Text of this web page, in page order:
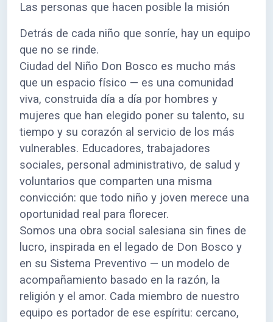
Las personas que hacen posible la misión
Detrás de cada niño que sonríe, hay un equipo
que no se rinde.
Ciudad del Niño Don Bosco es mucho más
que un espacio físico — es una comunidad
viva, construida día a día por hombres y
mujeres que han elegido poner su talento, su
tiempo y su corazón al servicio de los más
vulnerables. Educadores, trabajadores
sociales, personal administrativo, de salud y
voluntarios que comparten una misma
convicción: que todo niño y joven merece una
oportunidad real para florecer.
Somos una obra social salesiana sin fines de
lucro, inspirada en el legado de Don Bosco y
en su Sistema Preventivo — un modelo de
acompañamiento basado en la razón, la
religión y el amor. Cada miembro de nuestro
equipo es portador de ese espíritu: cercano,